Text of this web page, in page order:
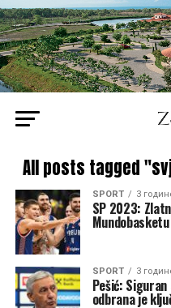
All posts tagged
SPORT 3
SP 2023:
Mundobasketu
SPORT 3
Pešić:
odbrana je